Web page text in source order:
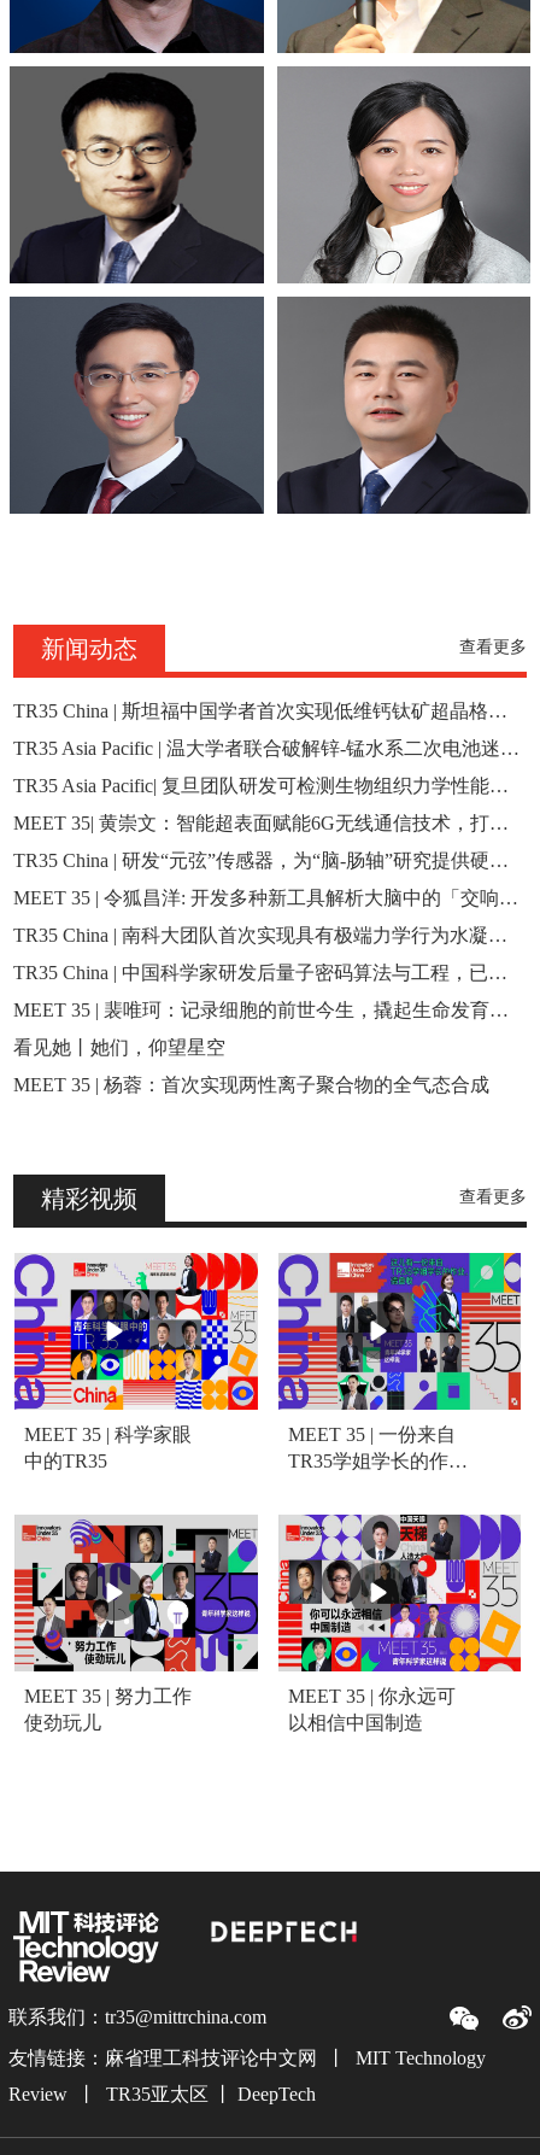
新闻动态 查看更多
TR35 China | 斯坦福中国学者首次实现低维钙钛矿超晶格，并制备首个超晶格太阳能电池
TR35 Asia Pacific | 温大学者联合破解锌-锰水系二次电池迷局：原子级储能机制解析
TR35 Asia Pacific| 复旦团队研发可检测生物组织力学性能的微系统技术，助力医学研究和临床诊断
MEET 35| 黄崇文：智能超表面赋能6G无线通信技术，打破现有无线通信技术限制
TR35 China | 研发“元弦”传感器，为“脑-肠轴”研究提供硬件工具
MEET 35 | 令狐昌洋: 开发多种新工具解析大脑中的「交响曲」
TR35 China | 南科大团队首次实现具有极端力学行为水凝胶材料的3D打印制造
TR35 China | 中国科学家研发后量子密码算法与工程，已实现RISC-V等物联网实验平台应用
MEET 35 | 裴唯珂：记录细胞的前世今生，撬起生命发育过程的黑箱
看见她丨她们，仰望星空
MEET 35 | 杨蓉：首次实现两性离子聚合物的全气态合成
精彩视频 查看更多
MEET 35 | 科学家眼
中的TR35
MEET 35 | 一份来自
TR35学姐学长的作
MEET 35 | 努力工作
使劲玩儿
MEET 35 | 你永远可
以相信中国制造
联系我们：tr35@mittrchina.com
友情链接： 麻省理工科技评论中文网
MIT Technology
Review丨 TR35亚太区 DeepTech